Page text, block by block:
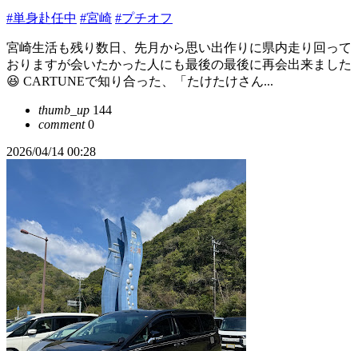
#単身赴任中 #宮崎 #プチオフ
宮崎生活も残り数日、先月から思い出作りに県内走り回って
おりますが会いたかった人にも最後の最後に再会出来ました
😆 CARTUNEで知り合った、「たけたけさん...
thumb_up 144
comment0
2026/04/14 00:28